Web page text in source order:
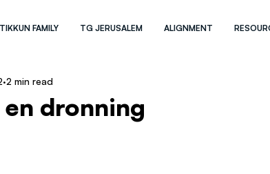
TIKKUN FAMILY TG JERUSALEM ALIGNMENT
dronning
2 min read